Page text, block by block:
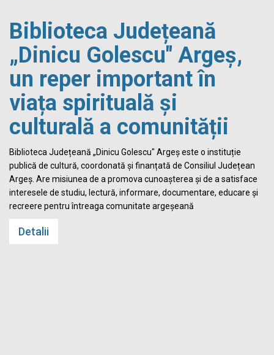
Biblioteca Județeană
„Dinicu Golescu" Argeș,
un reper important în
viața spirituală și
culturală a comunității
Biblioteca Județeană „Dinicu Golescu" Argeș este o instituție
publică de cultură, coordonată și finanțată de Consiliul Județean
Argeș. Are misiunea de a promova cunoașterea și de a satisface
interesele de studiu, lectură, informare, documentare, educare și
recreere pentru întreaga comunitate argeșeană
Detalii